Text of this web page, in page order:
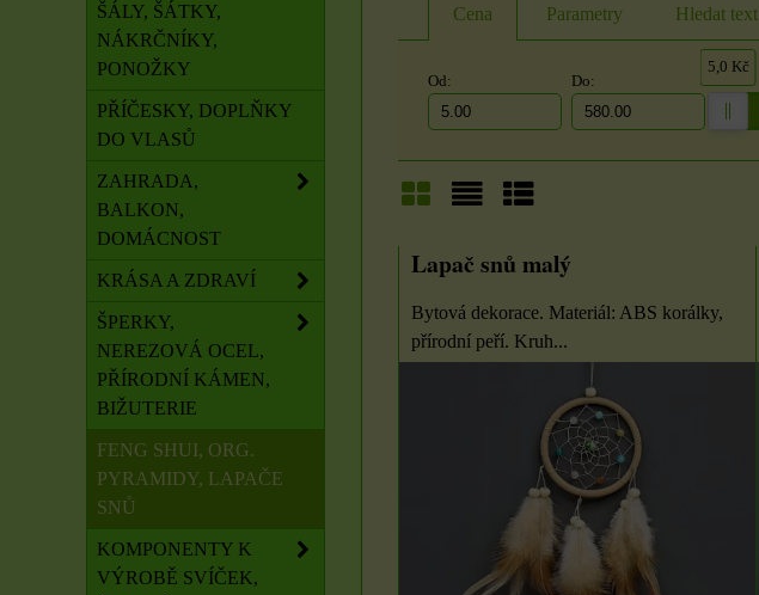
Cena Parametry Hledat text
Od: Do:
5,0 Kč
Mřížka
Lapač snů malý
Bytová dekorace. Materiál: ABS korálky,
přírodní peří. Kruh...
ŠÁLY, ŠÁTKY,
NÁKRČNÍKY,
PONOŽKY
PŘÍČESKY, DOPLŇKY
DO VLASŮ
ZAHRADA,
BALKON,
DOMÁCNOST
KRÁSA A ZDRAVÍ
ŠPERKY,
NEREZOVÁ OCEL,
PŘÍRODNÍ KÁMEN,
BIŽUTERIE
FENG SHUI, ORG.
PYRAMIDY, LAPAČE
SNŮ
KOMPONENTY K
VÝROBĚ SVÍČEK,